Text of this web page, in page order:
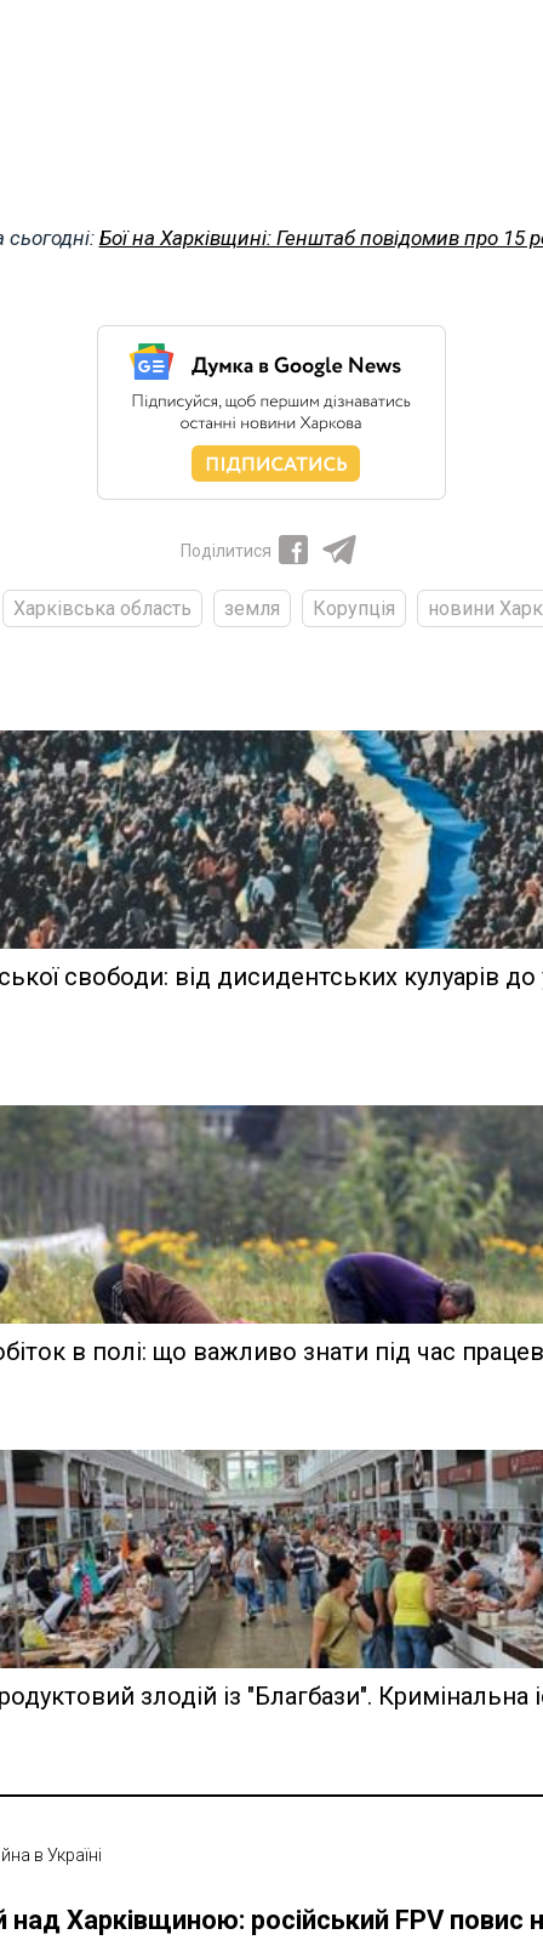
Бої на Харківщині: Генштаб повідомив про 15
Поділитися
Харківська область земля Корупція новини
свободи: від дисидентських кулуарів до
в полі: що важливо знати під час
злодій із "Благбази". Кримінальна
в Україні
над Харківщиною: російський FPV повис